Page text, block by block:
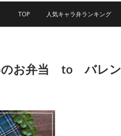
TOP 人気キャラ弁ランキング
お弁当 to バレン